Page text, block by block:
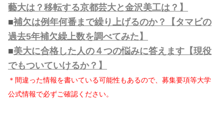
藝大は？移転する京都芸大と金沢美工は？】
■補欠は例年何番まで繰り上げるのか？【タマビの
過去5年補欠繰上数を調べてみた】
■美大に合格した人の４つの悩みに答えます【現役
でもついていけるか？】
＊間違った情報を書いている可能性もあるので、募集要項等大学
公式情報で必ずご確認ください。